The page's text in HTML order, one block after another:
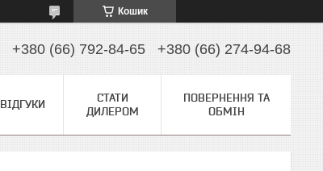
Кошик
+380 (66) 792-84-65 +380 (66) 274-94-68
ВІДГУКИ
СТАТИ
ДИЛЕРОМ
ПОВЕРНЕННЯ ТА
ОБМІН